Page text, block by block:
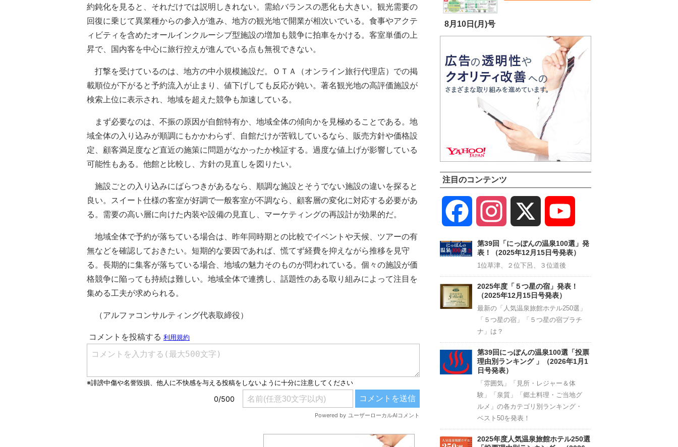
約鈍化を見ると、それだけでは説明しきれない。需給バランスの悪化も大きい。観光需要の
回復に乗じて異業種からの参入が進み、地方の観光地で開業が相次いでいる。食事やアクテ
ィビティを含めたオールインクルーシブ型施設の増加も競争に拍車をかける。客室単価の上
昇で、国内客を中心に旅行控えが進んでいる点も無視できない。
打撃を受けているのは、地方の中小規模施設だ。ＯＴＡ（オンライン旅行代理店）での掲
載順位が下がると予約流入が止まり、値下げしても反応が鈍い。著名観光地の高評価施設が
検索上位に表示され、地域を超えた競争も加速している。
まず必要なのは、不振の原因が自館特有か、地域全体の傾向かを見極めることである。地
域全体の入り込みが順調にもかかわらず、自館だけが苦戦しているなら、販売方針や価格設
定、顧客満足度など直近の施策に問題がなかったか検証する。過度な値上げが影響している
可能性もある。他館と比較し、方針の見直しを図りたい。
施設ごとの入り込みにばらつきがあるなら、順調な施設とそうでない施設の違いを探ると
良い。スイート仕様の客室が好調で一般客室が不調なら、顧客層の変化に対応する必要があ
る。需要の高い層に向けた内装や設備の見直し、マーケティングの再設計が効果的だ。
地域全体で予約が落ちている場合は、昨年同時期との比較でイベントや天候、ツアーの有
無などを確認しておきたい。短期的な要因であれば、慌てず経費を抑えながら推移を見守
る。長期的に集客が落ちている場合、地域の魅力そのものが問われている。個々の施設が価
格競争に陥っても持続は難しい。地域全体で連携し、話題性のある取り組みによって注目を
集める工夫が求められる。
（アルファコンサルティング代表取締役）
8月10日(月)号
注目のコンテンツ
Facebook Instagram
Channel
第39回「にっぽんの温泉100選」発
表！（2025年12月15日号発表）
1位草津、２位下呂、３位道後
2025年度「５つ星の宿」発表！
（2025年12月15日号発表）
最新の「人気温泉旅館ホテル250選」
「５つ星の宿」「５つ星の宿プラチ
ナ」は？
第39回にっぽんの温泉100選「投票
理由別ランキング 」（2026年1月1
日号発表）
「雰囲気」「見所・レジャー＆体
験」「泉質」「郷土料理・ご当地グ
ルメ」の各カテゴリ別ランキング・
ベスト50を発表！
2025年度人気温泉旅館ホテル250選